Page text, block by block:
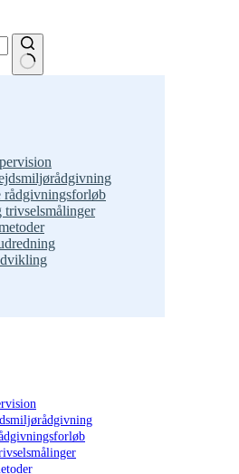
rådgivningsforløb
trivselsmålinger